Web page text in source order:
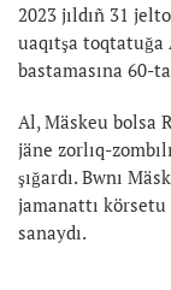
2023 jıldıñ 31
uaqıtşa toqtatuğa
bastamasına 60-
Al, Mäskeu bolsa
jäne zorlıq-
şığardı. Bwnı
jamanattı körsetu
sanaydı.